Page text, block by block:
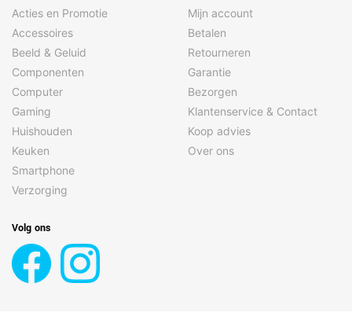
Acties en Promotie
Accessoires
Beeld & Geluid
Componenten
Computer
Gaming
Huishouden
Keuken
Smartphone
Verzorging
Mijn account
Betalen
Retourneren
Garantie
Bezorgen
Klantenservice & Contact
Koop advies
Over ons
Volg ons